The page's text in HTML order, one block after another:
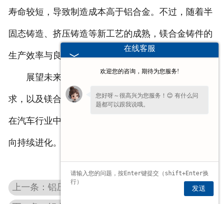
寿命较短，导致制造成本高于铝合金。不过，随着半
固态铸造、挤压铸造等新工艺的成熟，镁合金铸件的
生产效率与良品率正在稳步提升。
展望未来，随着新能源汽车对轻量化的迫切需
求，以及镁合金回收技术的突破，这种革新材料有望
在汽车行业中扮演更重要的角色，推动产业向绿色方
向持续进化。
上一条：铝压铸件焕新颜：解锁表面光泽度的科学密码
在线客服
欢迎您的咨询，期待为您服务!
您好呀～很高兴为您服务！😊 有什么问
题都可以跟我说哦。
发送